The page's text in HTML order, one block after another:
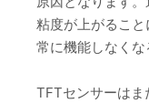
粘度が上がるこ
常に機能しなくな
TFTセンサーはま